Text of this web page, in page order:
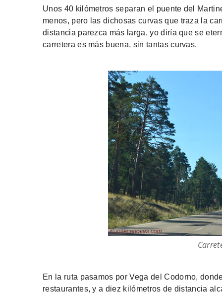
Unos 40 kilómetros separan el puente del
menos, pero las dichosas curvas que traza la
distancia parezca más larga, yo diría que se
carretera es más buena, sin tantas curvas.
En la ruta pasamos por Vega del Codorno,
restaurantes, y a diez kilómetros de distancia